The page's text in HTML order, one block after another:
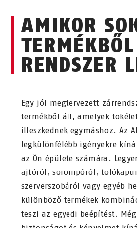
AMIKOR
RENDSZER
Egy jól megtervezett
termékből áll, amelyek
illeszkednek egymáshoz. Az
legkülönfélébb igényekre
az Ön épülete számára.
ajtóról, sorompóról,
szerverszobáról vagy egyéb
különböző termékek
teszi az egyedi beépítést.